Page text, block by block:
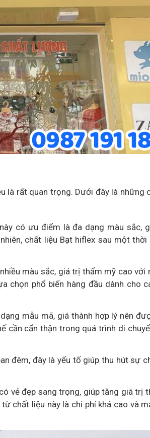
là rất quan trọng. Dưới đây là những
có ưu điểm là đa dạng màu sắc,
chất liệu Bạt hiflex sau một
màu sắc, giá trị thẩm mỹ cao với
chọn phổ biến hàng đầu dành cho
mẫu mã, giá thành hợp lý nên
cần cẩn thận trong quá trình di
đêm, đây là yếu tố giúp thu hút sự
vẻ đẹp sang trọng, giúp tăng giá trị
chất liệu này là chi phí khá cao và